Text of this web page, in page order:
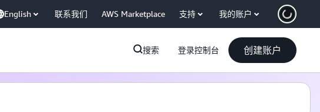
English 联系我们 AWS Marketplace 支持 我的账户
搜索 登录控制台 创建账户